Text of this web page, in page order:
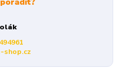
shop.cz